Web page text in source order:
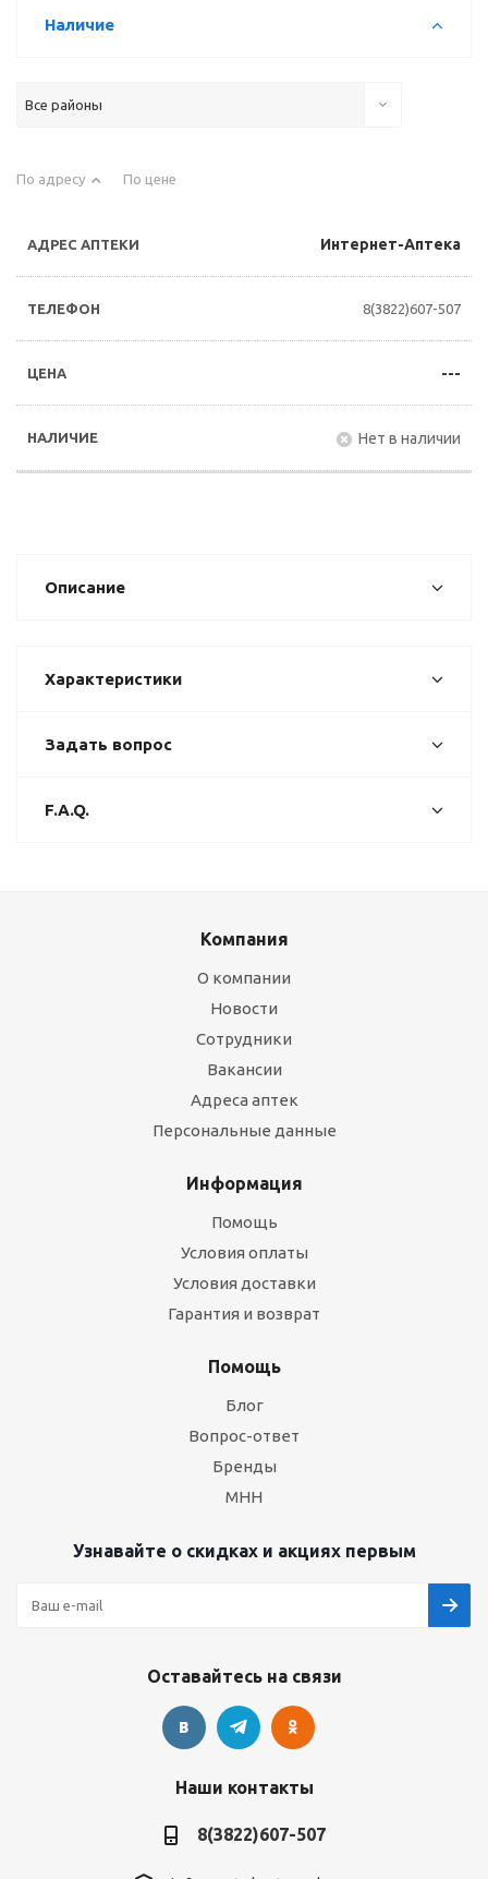
Наличие
Все районы
По адресу По цене
Интернет-Аптека
8(3822)607-507
---
Нет в наличии
Описание
Характеристики
Задать вопрос
F.A.Q.
Компания
О компании
Новости
Сотрудники
Вакансии
Адреса аптек
Персональные данные
Информация
Помощь
Условия оплаты
Условия доставки
Гарантия и возврат
Помощь
Блог
Вопрос-ответ
Бренды
МНН
Узнавайте о скидках и акциях первым
Оставайтесь на связи
Наши контакты
8(3822)607-507